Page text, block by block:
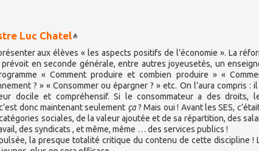
Luc Chatel
aux élèves « les aspects positifs de l’économie ». La
en seconde générale, entre autres joyeusetés, un
« Comment produire et combien produire » «
? » « Consommer ou épargner ? » etc. On l’aura compris : il
docile et compréhensif. Si le consommateur a des droits,
donc maintenant seulement ça? Mais oui ! Avant les SES,
sociales, de la valeur ajoutée et de sa répartition, des
des syndicats , et même, même … des services publics !
la presque totalité critique du contenu de cette discipline !